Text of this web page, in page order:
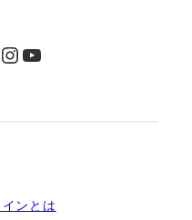
InstagramYouTube
ンとは